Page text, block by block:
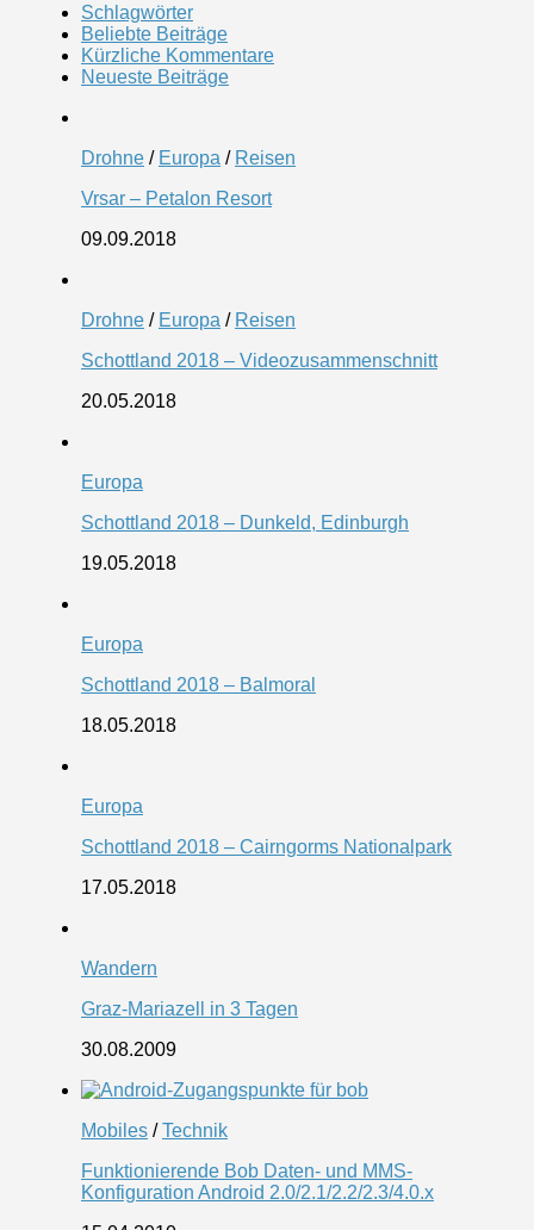
Schlagwörter
Beliebte Beiträge
Kürzliche Kommentare
Neueste Beiträge
Drohne / Europa / Reisen
Vrsar – Petalon Resort
09.09.2018
Drohne / Europa / Reisen
Schottland 2018 – Videozusammenschnitt
20.05.2018
Europa
Schottland 2018 – Dunkeld, Edinburgh
19.05.2018
Europa
Schottland 2018 – Balmoral
18.05.2018
Europa
Schottland 2018 – Cairngorms Nationalpark
17.05.2018
Wandern
Graz-Mariazell in 3 Tagen
30.08.2009
Mobiles /Technik
Funktionierende Bob Daten- und MMS-
Konfiguration Android 2.0/2.1/2.2/2.3/4.0.x